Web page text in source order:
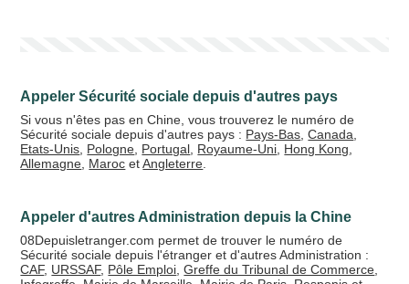
+5% de bonus
Appeler Sécurité sociale depuis d'autres pays
Si vous n'êtes pas en Chine, vous trouverez le numéro de
Sécurité sociale depuis d'autres pays : Pays-Bas ,Canada
Etats-Unis Pologne Portugal Royaume-Uni Hong Kong
Allemagne Maroc etAngleterre
Appeler d'autres Administration depuis la Chine
08Depuisletranger.com permet de trouver le numéro de
Sécurité sociale depuis l'étranger et d'autres Administration :
CAF, URSSAF, Pôle Emploi ,Greffe du Tribunal de Commerce